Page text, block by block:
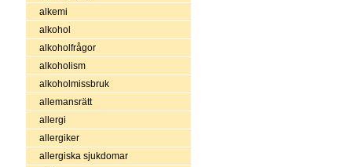
alkemi
alkohol
alkoholfrågor
alkoholism
alkoholmissbruk
allemansrätt
allergi
allergiker
allergiska sjukdomar